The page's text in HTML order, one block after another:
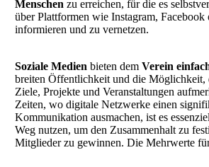
Menschen zu erreichen, für die es
über Plattformen wie Instagram, Facebook
informieren und zu vernetzen.
Soziale Medien bieten dem Verein
breiten Öffentlichkeit und die Möglichkeit,
Ziele, Projekte und Veranstaltungen
Zeiten, wo digitale Netzwerke einen
Kommunikation ausmachen, ist es
Weg nutzen, um den Zusammenhalt zu
Mitglieder zu gewinnen. Die Mehrwerte